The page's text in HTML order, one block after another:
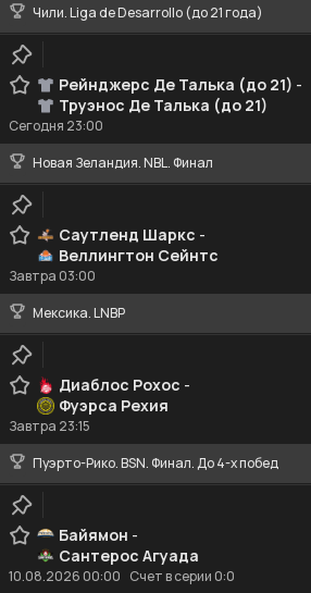
Чили. Liga de Desarrollo (до 21 года)
Рейнджерс Де Талька (до 21) -
Труэнос Де Талька (до 21)
Сегодня 23:00
Новая Зеландия. NBL. Финал
Саутленд Шаркс -
Веллингтон Сейнтс
Завтра 03:00
Мексика. LNBP
Диаблос Рохос -
Фуэрса Рехия
Завтра 23:15
Пуэрто-Рико. BSN. Финал. До 4-х побед
Байямон -
Сантерос Агуада
10.08.2026 00:00 Счет в серии 0:0